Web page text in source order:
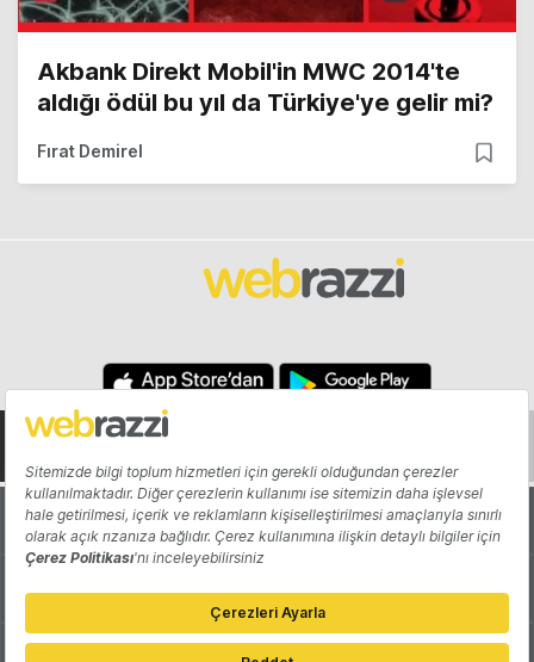
Akbank Direkt Mobil'in MWC 2014'te
aldığı ödül bu yıl da Türkiye'ye gelir mi?
Fırat Demirel
Hakkında Yazarlar
Katkıda Bulun Reklam